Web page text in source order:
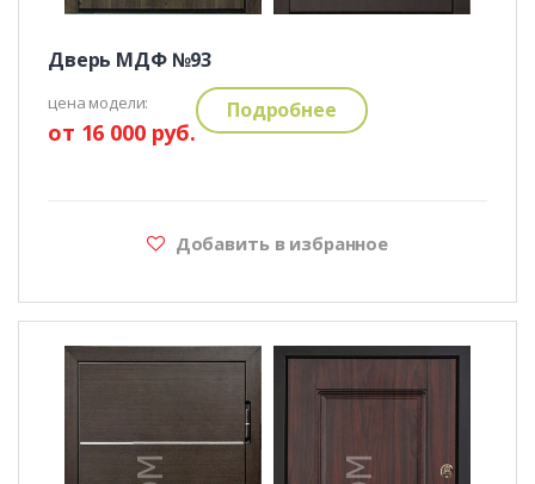
Дверь МДФ №93
цена модели:
от 16 000 руб.
Подробнее
Добавить в избранное